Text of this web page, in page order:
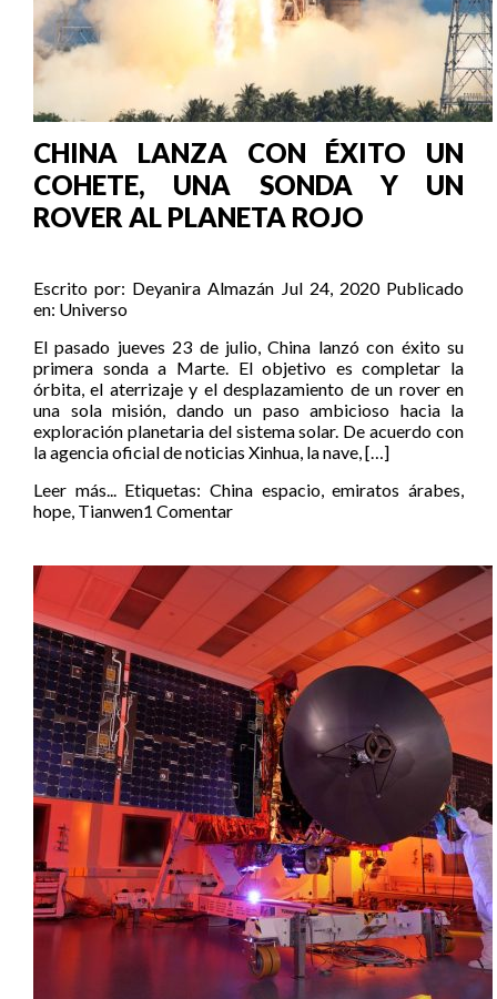
CHINA LANZA CON ÉXITO UN
COHETE, UNA SONDA Y UN
ROVER AL PLANETA ROJO
Escrito por: Deyanira Almazán Jul 24, 2020 Publicado
en: Universo
El pasado jueves 23 de julio, China lanzó con éxito su
primera sonda a Marte. El objetivo es completar la
órbita, el aterrizaje y el desplazamiento de un rover en
una sola misión, dando un paso ambicioso hacia la
exploración planetaria del sistema solar. De acuerdo con
la agencia oficial de noticias Xinhua, la nave, […]
Leer más... Etiquetas:China espacio,emiratos árabes,
hope, Tianwen1 Comentar